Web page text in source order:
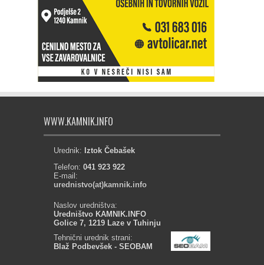
WWW.KAMNIK.INFO
Urednik: Iztok Čebašek
Telefon: 041 923 922
E-mail:
urednistvo(at)kamnik.info
Naslov uredništva:
Uredništvo KAMNIK.INFO
Golice 7, 1219 Laze v Tuhinju
Tehnični urednik strani:
Blaž Podbevšek - SEOBAM